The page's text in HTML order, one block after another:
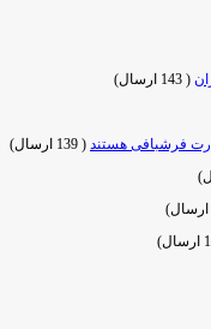
(143 ارسال
)
(139 ارسال
)
)
)